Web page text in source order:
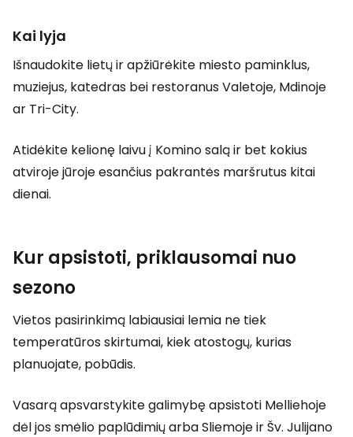
Kai lyja
Išnaudokite lietų ir apžiūrėkite miesto paminklus,
muziejus, katedras bei restoranus Valetoje, Mdinoje
ar Tri-City.
Atidėkite kelionę laivu į Komino salą ir bet kokius
atviroje jūroje esančius pakrantės maršrutus kitai
dienai.
Kur apsistoti, priklausomai nuo
sezono
Vietos pasirinkimą labiausiai lemia ne tiek
temperatūros skirtumai, kiek atostogų, kurias
planuojate, pobūdis.
Vasarą apsvarstykite galimybę apsistoti Melliehoje
dėl jos smėlio paplūdimių arba Sliemoje ir Šv. Julijano